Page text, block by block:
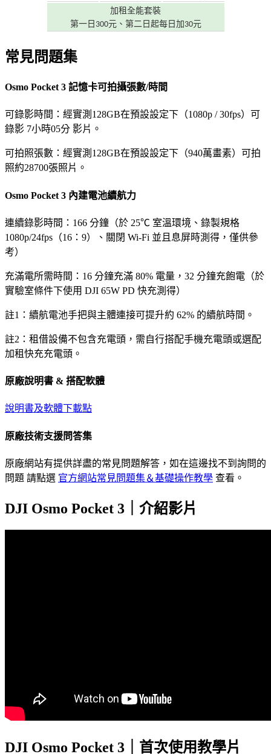
加租全能套裝
第一日300元、第二日起每日加30元
常見問題集
Osmo Pocket 3 記憶卡可拍攝張數/時間
可錄影時間：經實測128GB在預設設定下（1080p / 30fps）可
錄影 7小時05分 影片。
可拍照張數：經實測128GB在預設設定下（940萬畫素）可拍
照約28700張照片。
Osmo Pocket 3 內建電池續航力
連續錄影時間：166 分鐘（於 25℃ 室溫環境、錄製規格
1080p/24fps（16：9）、關閉 Wi-Fi 並且息屏時測得，僅供參
考）
充滿電所需時間：16 分鐘充滿 80% 電量，32 分鐘充飽電（於
實驗室條件下使用 DJI 65W PD 快充測得）
註1：續航電池手把與主體連接可提升約 62% 的續航時間。
註2：租借設備不包含充電頭，需自行搭配手機充電頭或選配
加租快充充電頭。
原廠說明書 & 搭配軟體
說明書及軟體下載點
原廠技術支援問答集
原廠網站有提供詳盡的常見問題解答，如在這邊找不到詢問的
問題 請點選 官方網站常見問題集＆基礎操作教學 查看。
DJI Osmo Pocket 3｜介紹影片
DJI Osmo Pocket 3｜首次使用教學片